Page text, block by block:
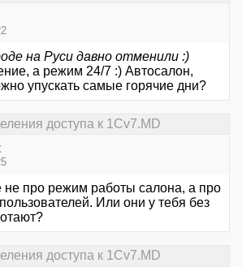
на Руси давно отменили :)
а режим 24/7 :) Автосалон,
упускать самые горячие дни?
доступа к 1Cv7.MD
не про режим работы салона, а про
Или они у тебя без
доступа к 1Cv7.MD